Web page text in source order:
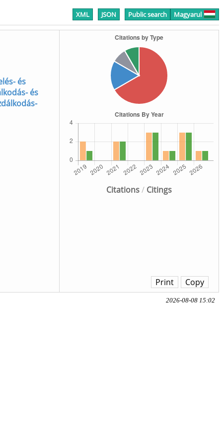
XML JSON Public search Magyarul
Citations/ Citings
és
és
Copy
Print
2026-08-08 15:02